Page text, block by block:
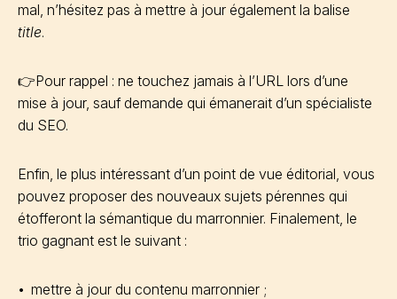
mal, n’hésitez pas à mettre à jour également la balise
title.
👉Pour rappel : ne touchez jamais à l’URL lors d’une
mise à jour, sauf demande qui émanerait d’un spécialiste
du SEO.
Enfin, le plus intéressant d’un point de vue éditorial, vous
pouvez proposer des nouveaux sujets pérennes qui
étofferont la sémantique du marronnier. Finalement, le
trio gagnant est le suivant :
mettre à jour du contenu marronnier ;